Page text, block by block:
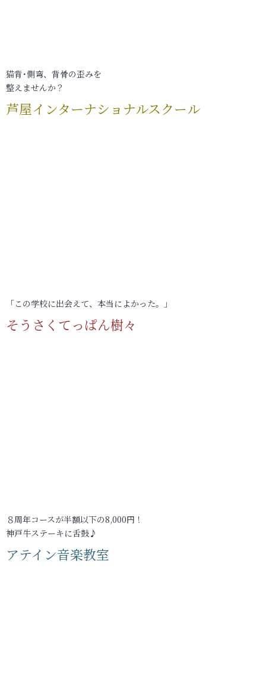
猫背･側弯、背骨の歪みを
整えませんか？
芦屋インターナショナルスクール
「この学校に出会えて、本当によかった。」
そうさくてっぱん樹々
８周年コースが半額以下の8,000円！
神戸牛ステーキに舌鼓♪
アテイン音楽教室